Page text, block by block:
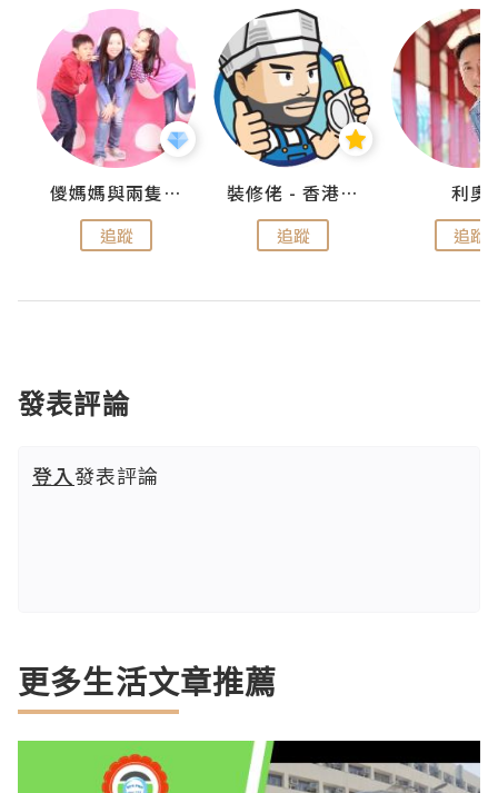
儍媽媽與兩隻小魔怪之家
追蹤
裝修佬 - 香港一站式網上裝修平台
追蹤
利奧
追蹤
發表評論
登入發表評論
更多生活文章推薦